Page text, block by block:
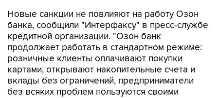
Новые санкции не повлияют на работу Озон
банка, сообщили "Интерфаксу" в пресс-службе
кредитной организации. "Озон банк
продолжает работать в стандартном режиме:
розничные клиенты оплачивают покупки
картами, открывают накопительные счета и
вклады без ограничений, предприниматели
без всяких проблем пользуются своими